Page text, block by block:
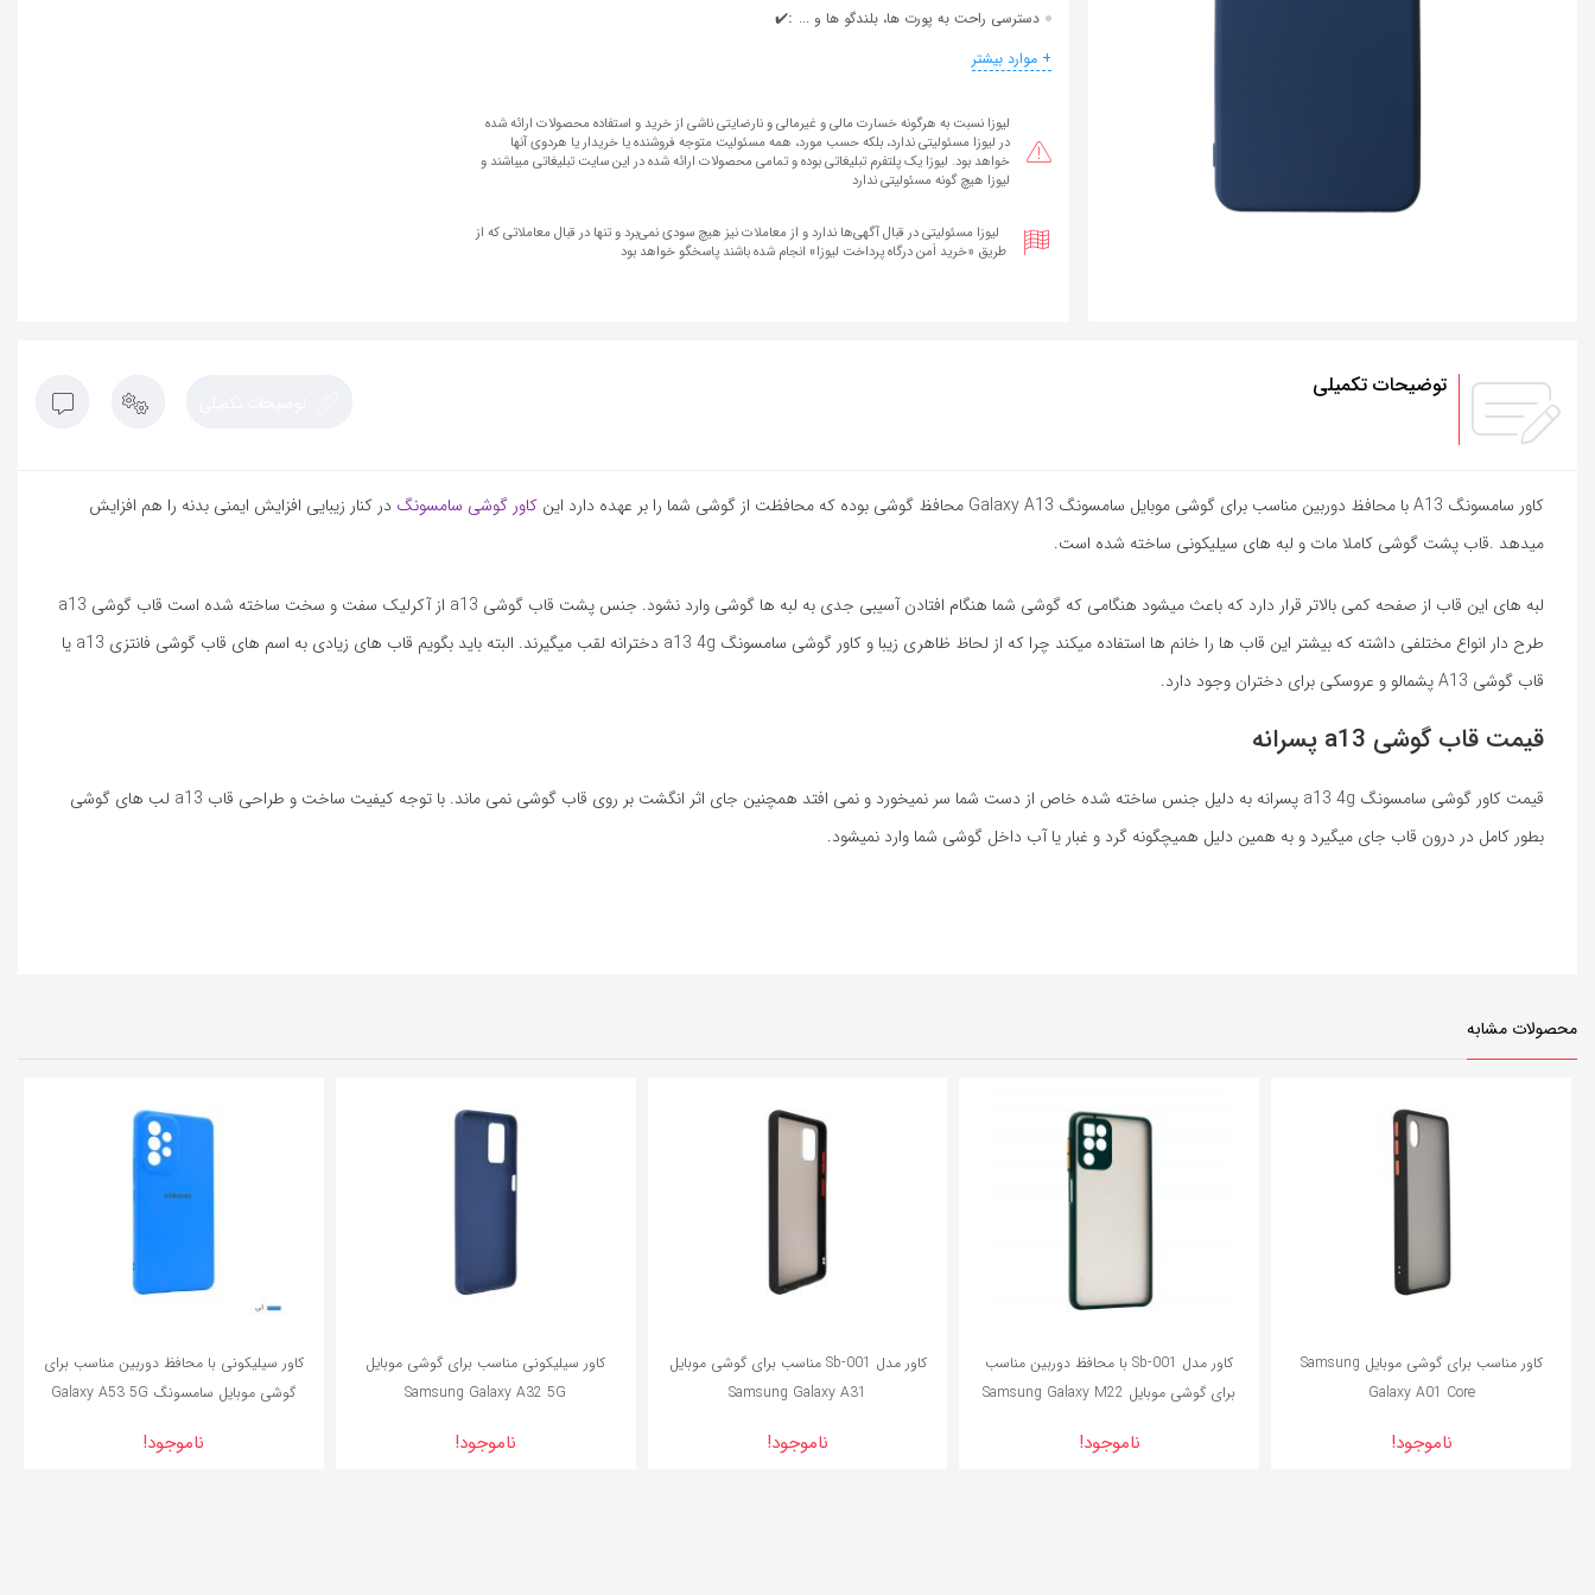
دسترسی راحت به پورت ها، بلندگو ها و ... :
✔️
+ موارد بیشتر
لیوزا نسبت به هرگونه خسارت مالی و غیرمالی و نارضایتی ناشی از خرید و استفاده محصولات ارائه شده
در لیوزا مسئولیتی ندارد، بلکه حسب مورد، همه مسئولیت متوجه فروشنده یا خریدار یا هردوی آنها
خواهد بود. لیوزا یک پلتفرم تبلیغاتی بوده و تمامی محصولات ارائه شده در این سایت تبلیغاتی میباشند و
لیوزا هیچ گونه مسئولیتی ندارد
لیوزا مسئولیتی در قبال آگهی‌ها ندارد و از معاملات نیز هیچ سودی نمی‌برد و تنها در قبال معاملاتی که از
طریق «خرید اَمن درگاه پرداخت لیوزا» انجام شده‌ باشند پاسخگو خواهد بود
توضیحات تکمیلی
کاور سامسونگ A13 با محافظ دوربین مناسب برای گوشی موبایل سامسونگ Galaxy A13 محافظ گوشی بوده که محافظت از گوشی شما را بر عهده دارد این کاور گوشی سامسونگ در کنار زیبایی افزایش ایمنی بدنه را هم افزایش
میدهد .قاب پشت گوشی کاملا مات و لبه های سیلیکونی ساخته شده است.
لبه های این قاب از صفحه کمی بالاتر قرار دارد که باعث میشود هنگامی که گوشی شما هنگام افتادن آسیبی جدی به لبه ها گوشی وارد نشود. جنس پشت قاب گوشی a13 از آکرلیک سفت و سخت ساخته شده است قاب گوشی a13
طرح دار انواع مختلفی داشته که بیشتر این قاب ها را خانم ها استفاده میکند چرا که از لحاظ ظاهری زیبا و کاور گوشی سامسونگ a13 4g دخترانه لقب میگیرند. البته باید بگویم قاب های زیادی به اسم های قاب گوشی فانتزی a13 یا
قاب گوشی A13 پشمالو و عروسکی برای دختران وجود دارد.
قیمت قاب گوشی a13 پسرانه
قیمت کاور گوشی سامسونگ a13 4g پسرانه به دلیل جنس ساخته شده خاص از دست شما سر نمیخورد و نمی افتد همچنین جای اثر انگشت بر روی قاب گوشی نمی ماند. با توجه کیفیت ساخت و طراحی قاب a13 لب های گوشی
بطور کامل در درون قاب جای میگیرد و به همین دلیل همیچگونه گرد و غبار یا آب داخل گوشی شما وارد نمیشود.
محصولات مشابه
کاور مناسب برای گوشی موبایل Samsung
Galaxy A01 Core
ناموجود!
کاور مدل Sb-001 با محافظ دوربین مناسب
برای گوشی موبایل Samsung Galaxy M22
ناموجود!
کاور مدل Sb-001 مناسب برای گوشی موبایل
Samsung Galaxy A31
ناموجود!
کاور سیلیکونی مناسب برای گوشی موبایل
Samsung Galaxy A32 5G
ناموجود!
کاور سیلیکونی با محافظ دوربین مناسب برای
گوشی موبایل سامسونگ Galaxy A53 5G
ناموجود!